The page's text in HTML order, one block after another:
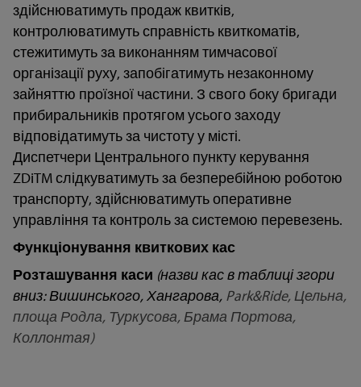
здійснюватимуть продаж квитків,
контролюватимуть справність квиткоматів,
стежитимуть за виконанням тимчасової
організації руху, запобігатимуть незаконному
зайняттю проїзної частини. З свого боку бригади
прибиральників протягом усього заходу
відповідатимуть за чистоту у місті.
Диспетчери Центрального пункту керування
ZDiTM слідкуватимуть за безперебійною роботою
транспорту, здійснюватимуть оперативне
управління та контроль за системою перевезень.
Функціонування квиткових кас
Розташування каси (назви кас в таблиці згори
вниз: Вишинського, Хангарова, Park&Ride, Цельна,
площа Родла, Туркусова, Брама Портова,
Коллонтая)